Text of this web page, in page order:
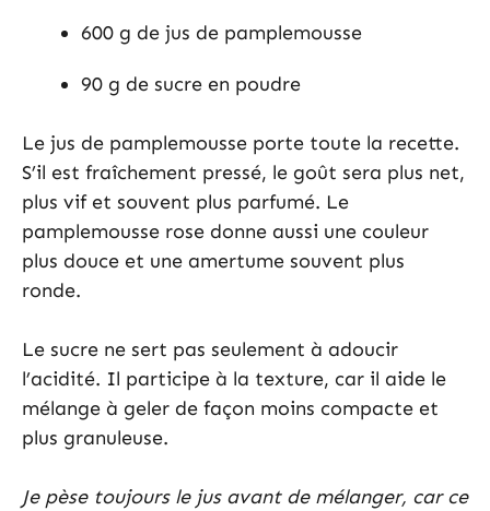
600 g de jus de pamplemousse
90 g de sucre en poudre
Le jus de pamplemousse porte toute la recette.
S’il est fraîchement pressé, le goût sera plus net,
plus vif et souvent plus parfumé. Le
pamplemousse rose donne aussi une couleur
plus douce et une amertume souvent plus
ronde.
Le sucre ne sert pas seulement à adoucir
l’acidité. Il participe à la texture, car il aide le
mélange à geler de façon moins compacte et
plus granuleuse.
Je pèse toujours le jus avant de mélanger, car ce